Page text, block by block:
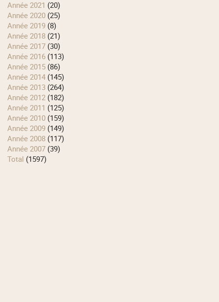
année 2021 (20)
année 2020 (25)
année 2019 (8)
année 2018 (21)
année 2017 (30)
année 2016 (113)
année 2015 (86)
année 2014 (145)
année 2013 (264)
année 2012 (182)
année 2011 (125)
année 2010 (159)
année 2009 (149)
année 2008 (117)
année 2007 (39)
total (1597)